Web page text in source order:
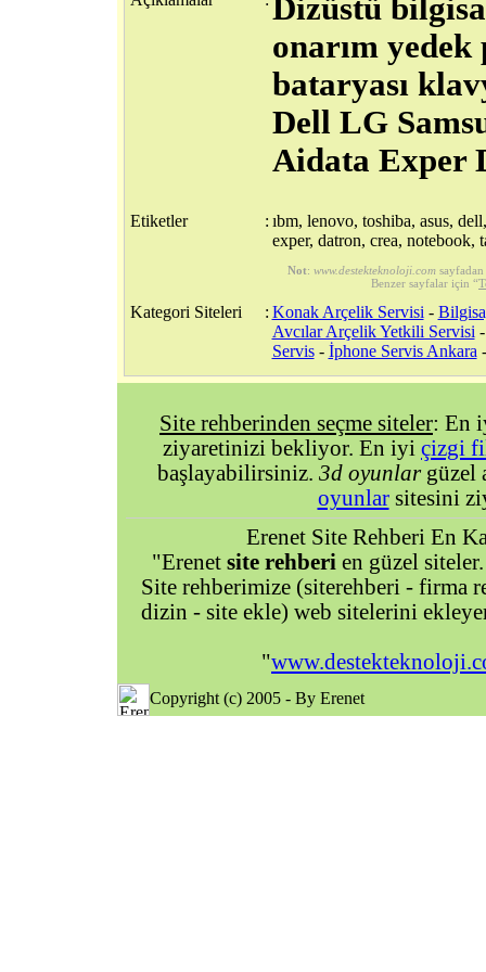
Dizüstü
onarım
bataryası
Dell LG
Aidata Exper
Etiketler : ıbm, lenovo, toshiba, asus,
exper, datron, crea, notebook,
Not: www.destekteknoloji.com sayfadan
Benzer sayfalar için “
Kategori Siteleri : Konak Arçelik Servisi -
Avcılar Arçelik Yetkili Servisi
Servis- İphone Servis Ankara
Site rehberinden seçme siteler: En
ziyaretinizi bekliyor. En iyi çizgi
başlayabilirsiniz. 3d oyunlargüzel
oyunlarsitesini
Erenet Site Rehberi En
"Erenet site rehberi en güzel
Site rehberimize (siterehberi - firma
dizin - site ekle) web sitelerini
"
Copyright (c) 2005 - By Erenet